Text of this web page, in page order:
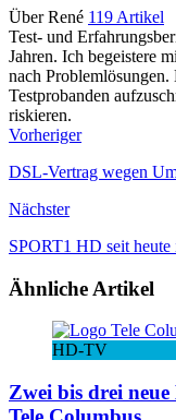
Über René 119 Artikel
Test- und
Jahren. Ich begeistere
nach
Testprobanden
riskieren.
Vorheriger
DSL-Vertrag wegen
Nächster
SPORT1 HD seit
Ähnliche Artikel
HD-TV
Zwei bis drei